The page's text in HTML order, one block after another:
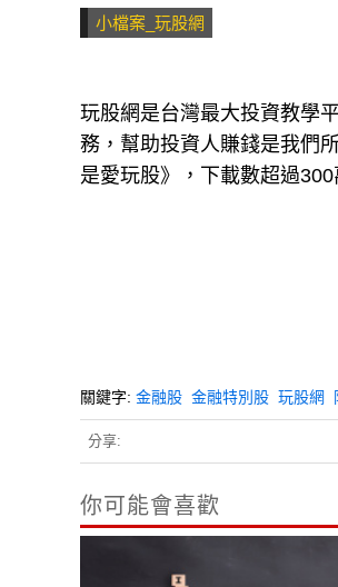
小檔案_玩股網
玩股網是台灣最大投資教學
務，幫助投資人賺錢是我們
是愛玩股》，下載數超過300
關鍵字: 金融股 金融特別股 玩股網
分享:
你可能會喜歡